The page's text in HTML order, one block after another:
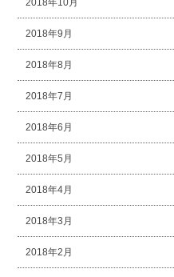
2018年10月
2018年9月
2018年8月
2018年7月
2018年6月
2018年5月
2018年4月
2018年3月
2018年2月